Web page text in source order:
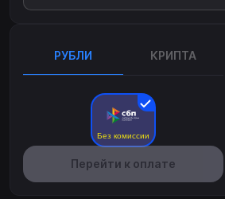
РУБЛИ КРИПТА
Без комиссии
Перейти к оплате